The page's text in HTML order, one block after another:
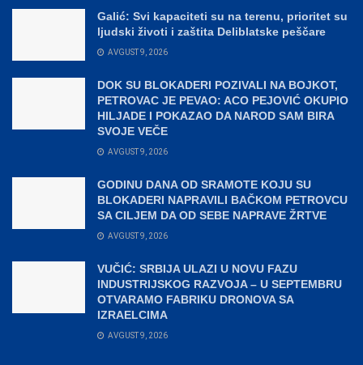
Galić: Svi kapaciteti su na terenu, prioritet su
ljudski životi i zaštita Deliblatske peščare
AVGUST 9, 2026
DOK SU BLOKADERI POZIVALI NA BOJKOT,
PETROVAC JE PEVAO: ACO PEJOVIĆ OKUPIO
HILJADE I POKAZAO DA NAROD SAM BIRA
SVOJE VEČE
AVGUST 9, 2026
GODINU DANA OD SRAMOTE KOJU SU
BLOKADERI NAPRAVILI BAČKOM PETROVCU
SA CILJEM DA OD SEBE NAPRAVE ŽRTVE
AVGUST 9, 2026
VUČIĆ: SRBIJA ULAZI U NOVU FAZU
INDUSTRIJSKOG RAZVOJA – U SEPTEMBRU
OTVARAMO FABRIKU DRONOVA SA
IZRAELCIMA
AVGUST 9, 2026